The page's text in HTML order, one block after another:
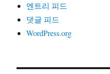
엔트리 피드
댓글 피드
WordPress.org